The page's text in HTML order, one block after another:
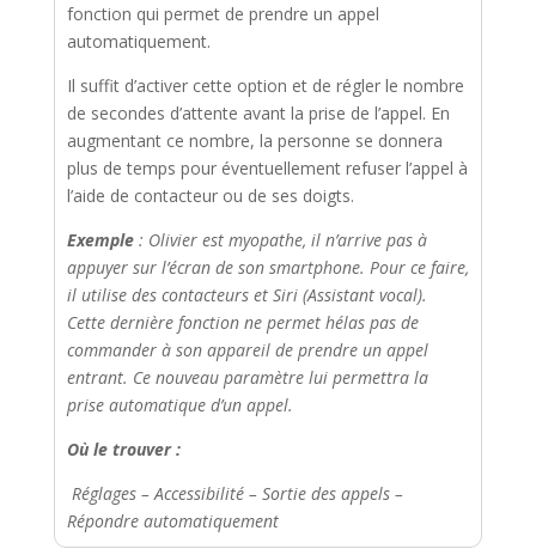
fonction qui permet de prendre un appel
automatiquement.
Il suffit d’activer cette option et de régler le nombre
de secondes d’attente avant la prise de l’appel. En
augmentant ce nombre, la personne se donnera
plus de temps pour éventuellement refuser l’appel à
l’aide de contacteur ou de ses doigts.
Exemple: Olivier est myopathe, il n’arrive pas à
appuyer sur l’écran de son smartphone. Pour ce faire,
il utilise des contacteurs et Siri (Assistant vocal).
Cette dernière fonction ne permet hélas pas de
commander à son appareil de prendre un appel
entrant. Ce nouveau paramètre lui permettra la
prise automatique d’un appel.
Où le trouver :
Réglages – Accessibilité – Sortie des appels –
Répondre automatiquement